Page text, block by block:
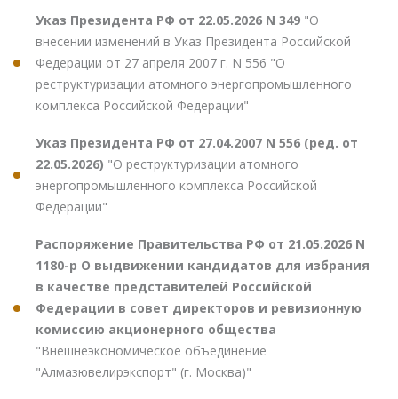
Указ Президента РФ от 22.05.2026 N 349 "О
внесении изменений в Указ Президента Российской
Федерации от 27 апреля 2007 г. N 556 "О
реструктуризации атомного энергопромышленного
комплекса Российской Федерации"
Указ Президента РФ от 27.04.2007 N 556 (ред. от
22.05.2026) "О реструктуризации атомного
энергопромышленного комплекса Российской
Федерации"
Распоряжение Правительства РФ от 21.05.2026 N
1180-р О выдвижении кандидатов для избрания
в качестве представителей Российской
Федерации в совет директоров и ревизионную
комиссию акционерного общества
"Внешнеэкономическое объединение
"Алмазювелирэкспорт" (г. Москва)"